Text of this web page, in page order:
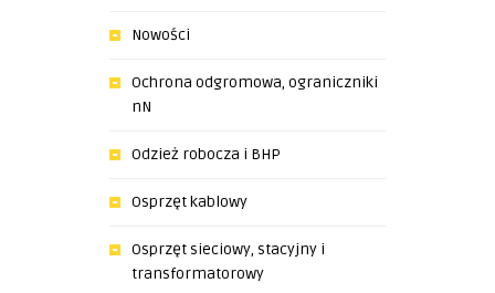
Nowości
Ochrona odgromowa, ograniczniki
nN
Odzież robocza i BHP
Osprzęt kablowy
Osprzęt sieciowy, stacyjny i
transformatorowy